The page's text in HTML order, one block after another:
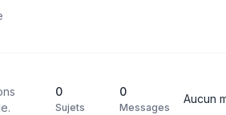
0
Sujets
0
Messages
Aucun